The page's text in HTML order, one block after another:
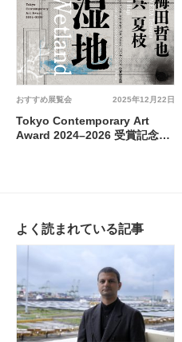
2025年12月22日
おすすめ展覧会
Tokyo Contemporary Art
Award 2024–2026 受賞記念展
よく読まれている記事